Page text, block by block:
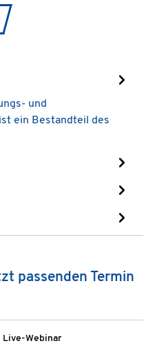
und
ein Bestandteil des
passenden Termin
Live-Webinar